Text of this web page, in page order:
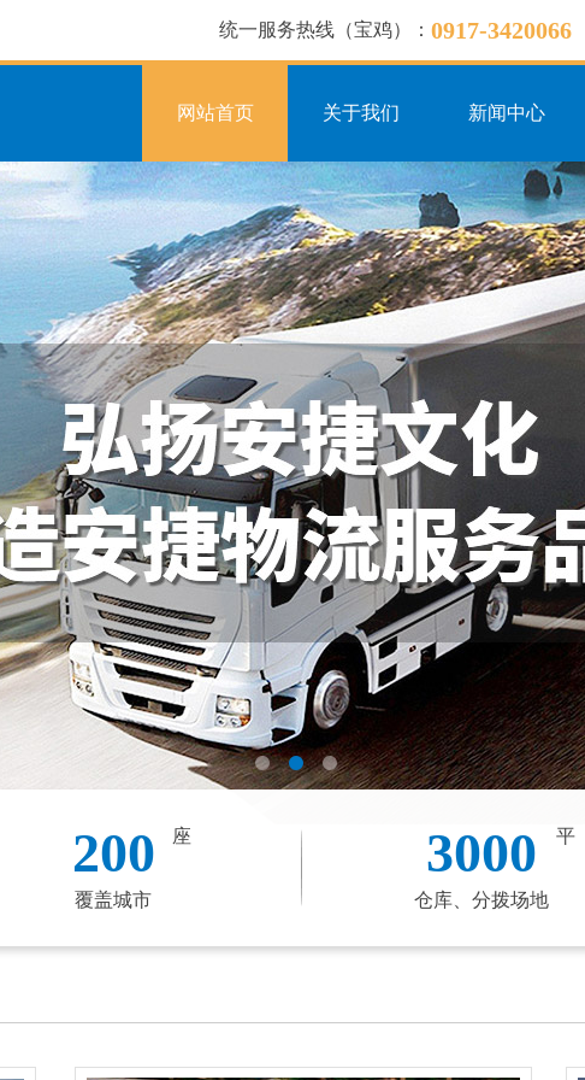
统一服务热线（宝鸡）： 0917-3420066
网站首页 关于我们 新闻中心
3000
200 平
座
仓库、分拨场地
覆盖城市